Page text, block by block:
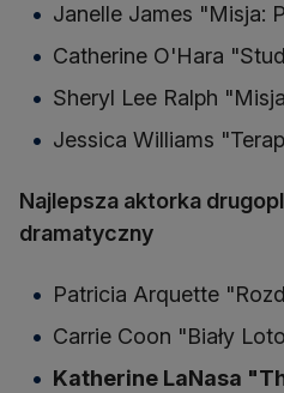
Janelle James "Misja:
Catherine O'Hara
Sheryl Lee Ralph
Jessica Williams
Najlepsza aktorka
dramatyczny
Patricia Arquette
Carrie Coon "Biały
Katherine LaNasa